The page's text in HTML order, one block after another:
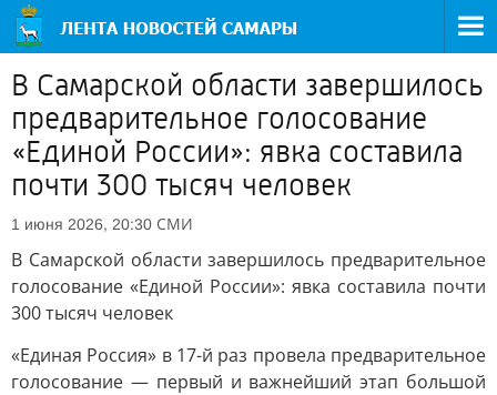
В Самарской области завершилось
предварительное голосование
«Единой России»: явка составила
почти 300 тысяч человек
1 июня 2026, 20:30 СМИ
В Самарской области завершилось предварительное
голосование «Единой России»: явка составила почти
300 тысяч человек
«Единая Россия» в 17-й раз провела предварительное
голосование — первый и важнейший этап большой